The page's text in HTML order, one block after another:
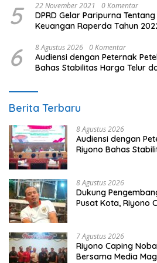
5 22 November 2021 0 Komentar
DPRD Gelar Paripurna
Keuangan Raperda Tahun
6 8 Agustus 2026 0 Komentar
Audiensi dengan Peternak
Bahas Stabilitas Harga Telur
Berita Terbaru
8 Agustus 2026
Audiensi dengan
Riyono Bahas
8 Agustus 2026
Dukung
Pusat Kota, Riyono
7 Agustus 2026
Riyono Caping
Bersama Media